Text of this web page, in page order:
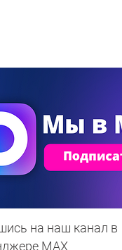
на наш канал в
МАХ